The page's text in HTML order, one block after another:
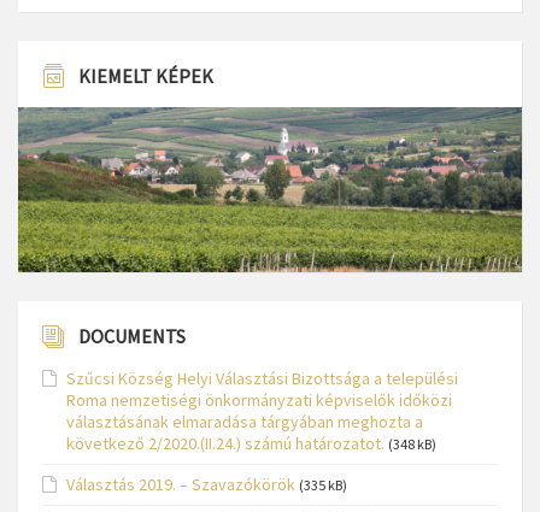
KIEMELT KÉPEK
DOCUMENTS
Szűcsi Község Helyi Választási Bizottsága a települési
Roma nemzetiségi önkormányzati képviselők időközi
választásának elmaradása tárgyában meghozta a
következő 2/2020.(II.24.) számú határozatot. (348 kB)
Választás 2019. – Szavazókörök (335 kB)